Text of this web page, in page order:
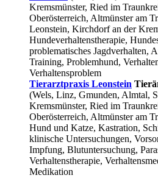
Kremsmünster, Ried im
Oberösterreich, Altmünster am
Leonstein, Kirchdorf an der
Hundeverhaltenstherapie,
problematisches Jagdverhalten,
Training, Problemhund,
Verhaltensproblem
Tierarztpraxis Leonstein
(Wels, Linz, Gmunden, Almtal,
Kremsmünster, Ried im
Oberösterreich, Altmünster am
Hund und Katze, Kastration,
klinische Untersuchungen,
Impfung, Blutuntersuchung,
Verhaltenstherapie,
Medikation